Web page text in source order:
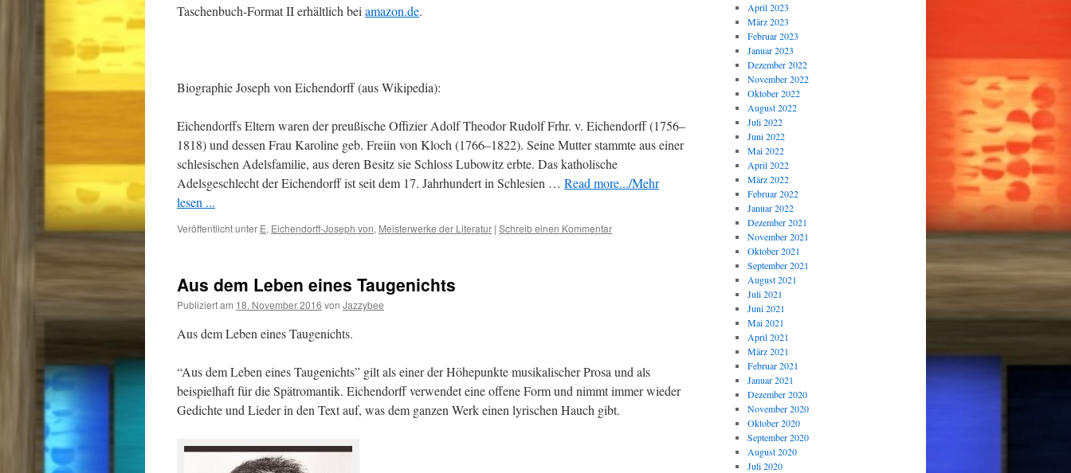
Taschenbuch-Format II erhältlich bei amazon.de.
Biographie Joseph von Eichendorff (aus Wikipedia):
Eichendorffs Eltern waren der preußische Offizier Adolf Theodor Rudolf Frhr. v. Eichendorff (1756–
1818) und dessen Frau Karoline geb. Freiin von Kloch (1766–1822). Seine Mutter stammte aus einer
schlesischen Adelsfamilie, aus deren Besitz sie Schloss Lubowitz erbte. Das katholische
Adelsgeschlecht der Eichendorff ist seit dem 17. Jahrhundert in Schlesien … Read more.../Mehr
lesen ...
Veröffentlicht unter E, Eichendorff-Joseph von, Meisterwerke der Literatur | Schreib einen Kommentar
Aus dem Leben eines Taugenichts
Publiziert am 18. November 2016 von Jazzybee
Aus dem Leben eines Taugenichts.
“Aus dem Leben eines Taugenichts” gilt als einer der Höhepunkte musikalischer Prosa und als
beispielhaft für die Spätromantik. Eichendorff verwendet eine offene Form und nimmt immer wieder
Gedichte und Lieder in den Text auf, was dem ganzen Werk einen lyrischen Hauch gibt.
April 2023
März 2023
Februar 2023
Januar 2023
Dezember 2022
November 2022
Oktober 2022
August 2022
Juli 2022
Juni 2022
Mai 2022
April 2022
März 2022
Februar 2022
Januar 2022
Dezember 2021
November 2021
Oktober 2021
September 2021
August 2021
Juli 2021
Juni 2021
Mai 2021
April 2021
März 2021
Februar 2021
Januar 2021
Dezember 2020
November 2020
Oktober 2020
September 2020
August 2020
Juli 2020